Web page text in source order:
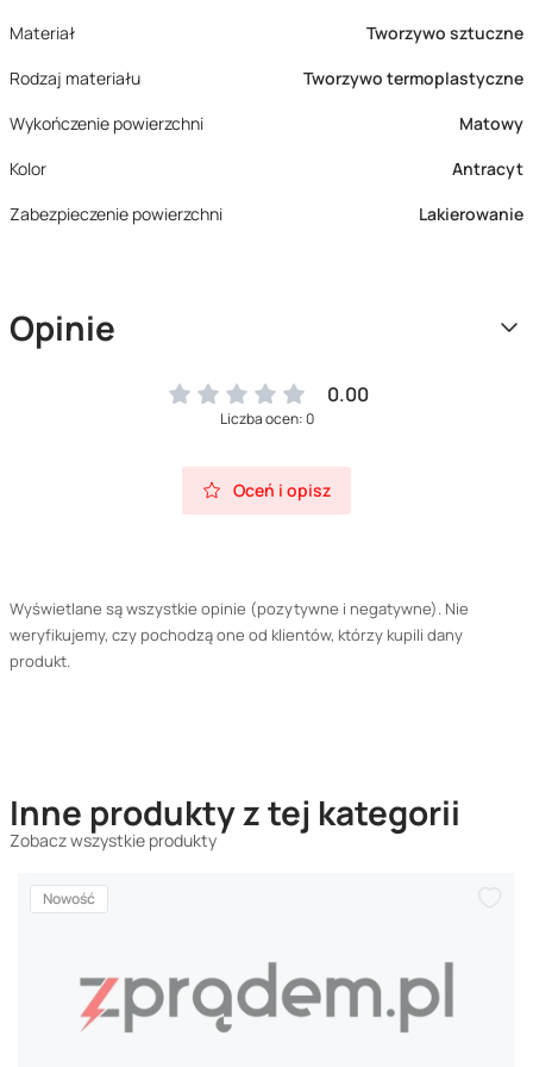
Materiał
Tworzywo sztuczne
Rodzaj materiału
Tworzywo termoplastyczne
Wykończenie powierzchni
Matowy
Kolor
Antracyt
Zabezpieczenie powierzchni
Lakierowanie
Opinie
0.00
Liczba ocen: 0
Oceń i opisz
Wyświetlane są wszystkie opinie (pozytywne i negatywne). Nie
weryfikujemy, czy pochodzą one od klientów, którzy kupili dany
produkt.
Inne produkty z tej kategorii
Zobacz wszystkie produkty
Nowość